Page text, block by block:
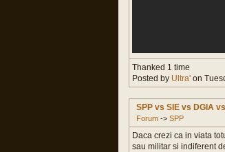
Thanked 1 time
Posted by Ultra' on
SPP vs SIE vs DGIA
Forum -> SPP
Daca crezi ca in viata
sau militar si indiferent